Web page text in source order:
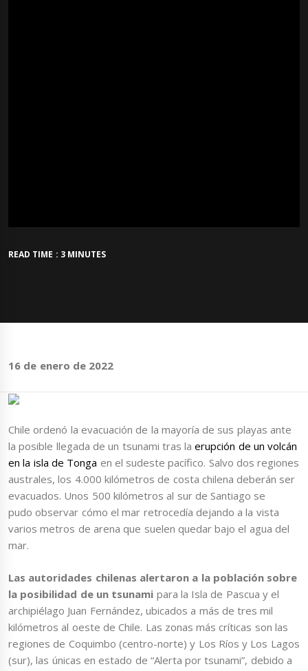
READ TIME : 3 MINUTES
16 de enero de 2022
Chile ordenó la evacuación de la mayoría de sus playas ante
la posible llegada de un tsunami tras laerupción de un volcán
en la isla de Tonga en el sudeste pacífico. Salvo dos regiones
australes, los 4.000 kilómetros de costa chilena deberán ser
evacuados. Unos 500 kilómetros al sur de Santiago se
pudo observar cómo el mar retrocedía dejando a la vista
varios metros de arena que suelen quedar bajo el agua del
mar.
Las autoridades chilenas alertaron a la población sobre
la posibilidad de un tsunami para la Isla de Pascua y el
archipiélago Juan Fernández, ubicados a más de tres mil
kilómetros al oeste de Chile. Las zonas más críticas son las
regiones de Coquimbo (centro-norte) y Los Ríos y Los Lagos
(sur), las únicas en estado de “Alerta por tsunami”, debido a